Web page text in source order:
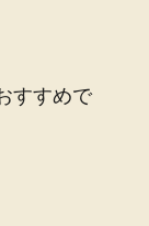
すすめで